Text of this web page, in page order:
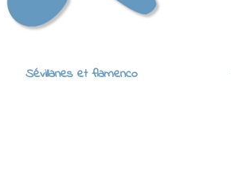
Sévillanes et flamenco